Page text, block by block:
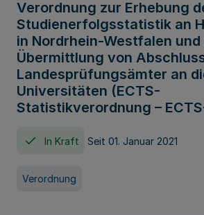
Verordnung zur Erhebung
Studienerfolgsstatistik an
in Nordrhein-Westfalen und
Übermittlung von
Landesprüfungsämter an
Universitäten (ECTS-
Statistikverordnung –
In Kraft Seit 01. Januar 2021
Verordnung